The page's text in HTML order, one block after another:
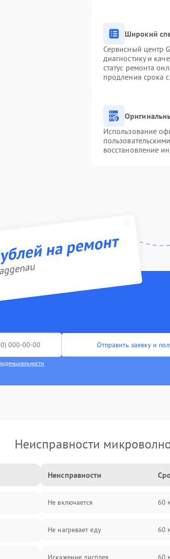
Широкий
Сервисный центр
диагностику и
статус ремонта
продления срока
Использование
восстановление
на ремонт
Отправить заявку и
Неисправности
Неисправности
Не включается 60
Не нагревает еду 60
Искажение дисплея 60